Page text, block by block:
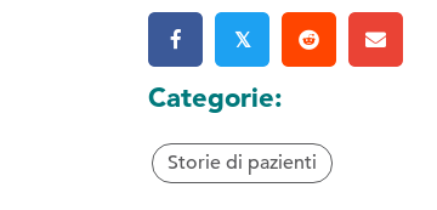
𝕏
Categorie:
Storie di pazienti